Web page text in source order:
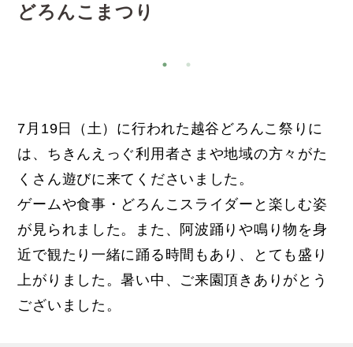
どろんこまつり
7月19日（土）に行われた越谷どろんこ祭りに
は、ちきんえっぐ利用者さまや地域の方々がた
くさん遊びに来てくださいました。
ゲームや食事・どろんこスライダーと楽しむ姿
が見られました。また、阿波踊りや鳴り物を身
近で観たり一緒に踊る時間もあり、とても盛り
上がりました。暑い中、ご来園頂きありがとう
ございました。